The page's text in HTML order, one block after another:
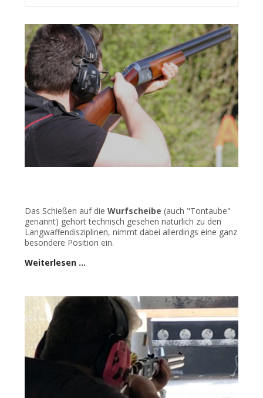
Das Schießen auf die Wurfscheibe (auch "Tontaube"
genannt) gehört technisch gesehen natürlich zu den
Langwaffendisziplinen, nimmt dabei allerdings eine ganz
besondere Position ein.
Weiterlesen …